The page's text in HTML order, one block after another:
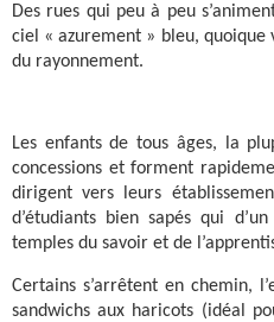
Des rues qui peu à peu
ciel « azurement » bleu, quoique
du rayonnement.
Les enfants de tous âges, la
concessions et forment
dirigent vers leurs
d’étudiants bien sapés qui
temples du savoir et de
Certains s’arrêtent en chemin,
sandwichs aux haricots (idéal